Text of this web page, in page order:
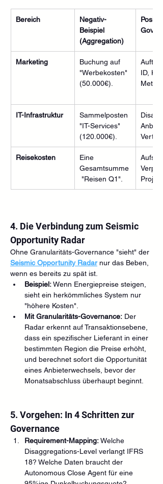
Bereich
Negativ-
Beispiel
(Aggregation)
Marketing
Buchung auf
"Werbekosten"
(50.000€).
ID,
Metrik
IT-Infrastruktur
Sammelposten
"IT-Services"
(120.000€).
Reisekosten
Eine
Gesamtsumme
"Reisen Q1".
4. Die Verbindung zum Seismic
Opportunity Radar
Ohne Granularitäts-Governance "sieht" der
Seismic Opportunity Radar nur das Beben,
wenn es bereits zu spät ist.
Beispiel: Wenn Energiepreise steigen,
sieht ein herkömmliches System nur
"höhere Kosten".
Mit Granularitäts-Governance: Der
Radar erkennt auf Transaktionsebene,
dass ein spezifischer Lieferant in einer
bestimmten Region die Preise erhöht,
und berechnet sofort die Opportunität
eines Anbieterwechsels, bevor der
Monatsabschluss überhaupt beginnt.
5. Vorgehen: In 4 Schritten zur
Governance
Requirement-Mapping: Welche
Disaggregations-Level verlangt IFRS
18? Welche Daten braucht der
Autonomous Close Agent für eine